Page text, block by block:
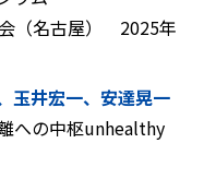
（名古屋） 2025年
玉井宏一、安達晃一
への中枢unhealthy